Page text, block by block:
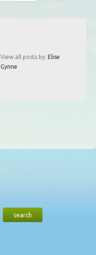
View all posts by: Elise
Gynne